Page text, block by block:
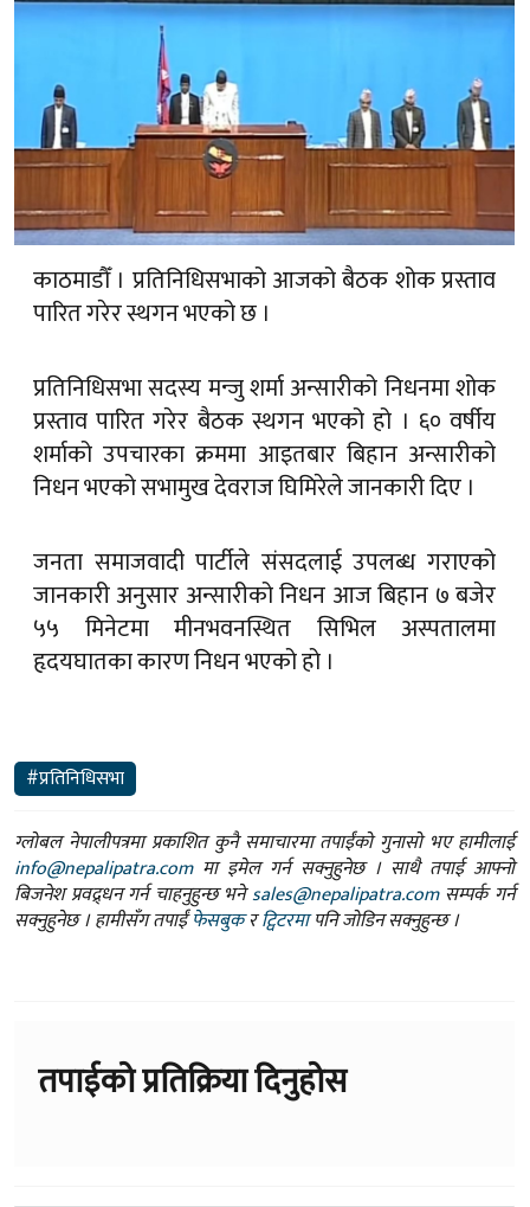
काठमाडौँ । प्रतिनिधिसभाको आजको बैठक शोक प्रस्ताव
पारित गरेर स्थगन भएको छ ।
प्रतिनिधिसभा सदस्य मन्जु शर्मा अन्सारीको निधनमा शोक
प्रस्ताव पारित गरेर बैठक स्थगन भएको हो । ६० वर्षीय
शर्माको उपचारका क्रममा आइतबार बिहान अन्सारीको
निधन भएको सभामुख देवराज घिमिरेले जानकारी दिए ।
जनता समाजवादी पार्टीले संसदलाई उपलब्ध गराएको
जानकारी अनुसार अन्सारीको निधन आज बिहान ७ बजेर
५५ मिनेटमा मीनभवनस्थित सिभिल अस्पतालमा
हृदयघातका कारण निधन भएको हो ।
#प्रतिनिधिसभा
ग्लोबल नेपालीपत्रमा प्रकाशित कुनै समाचारमा तपाईंको गुनासो भए हामीलाई
info@nepalipatra.comमा इमेल गर्न सक्नुहुनेछ । साथै तपाई आफ्नो
बिजनेश प्रवद्र्धन गर्न चाहनुहुन्छ भनेsales@nepalipatra.comसम्पर्क गर्न
सक्नुहुनेछ । हामीसँग तपाईंफेसबुकरट्विटरमापनि जोडिन सक्नुहुन्छ ।
तपाईको प्रतिक्रिया दिनुहोस